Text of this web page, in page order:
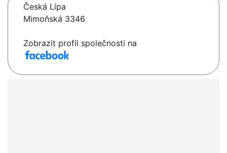
Česká Lípa
Mimoňská 3346
Zobrazit profil společnosti na